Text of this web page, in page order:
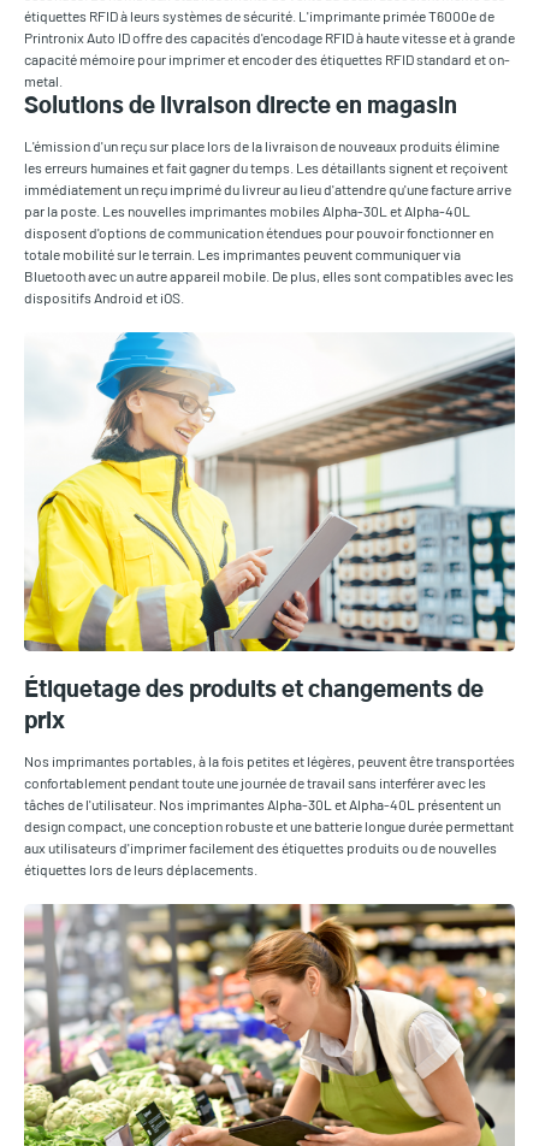
étiquettes RFID à leurs systèmes de sécurité. L'imprimante primée T6000e de
Printronix Auto ID offre des capacités d'encodage RFID à haute vitesse et à grande
capacité mémoire pour imprimer et encoder des étiquettes RFID standard et on-
metal.
Solutions de livraison directe en magasin
L'émission d'un reçu sur place lors de la livraison de nouveaux produits élimine
les erreurs humaines et fait gagner du temps. Les détaillants signent et reçoivent
immédiatement un reçu imprimé du livreur au lieu d'attendre qu'une facture arrive
par la poste. Les nouvelles imprimantes mobiles Alpha-30L et Alpha-40L
disposent d'options de communication étendues pour pouvoir fonctionner en
totale mobilité sur le terrain. Les imprimantes peuvent communiquer via
Bluetooth avec un autre appareil mobile. De plus, elles sont compatibles avec les
dispositifs Android et iOS.
Étiquetage des produits et changements de
prix
Nos imprimantes portables, à la fois petites et légères, peuvent être transportées
confortablement pendant toute une journée de travail sans interférer avec les
tâches de l'utilisateur. Nos imprimantes Alpha-30L et Alpha-40L présentent un
design compact, une conception robuste et une batterie longue durée permettant
aux utilisateurs d'imprimer facilement des étiquettes produits ou de nouvelles
étiquettes lors de leurs déplacements.